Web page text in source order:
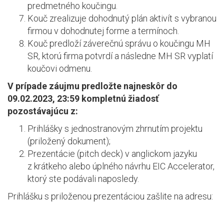
predmetného koučingu.
Kouč zrealizuje dohodnutý plán aktivít s vybranou
firmou v dohodnutej forme a termínoch.
Kouč predloží záverečnú správu o koučingu MH
SR, ktorú firma potvrdí a následne MH SR vyplatí
koučovi odmenu.
V prípade záujmu predložte najneskôr do
09.02.2023, 23:59 kompletnú žiadosť
pozostávajúcu z:
Prihlášky s jednostranovým zhrnutím projektu
(priložený dokument);
Prezentácie (pitch deck) v anglickom jazyku
z krátkeho alebo úplného návrhu EIC Accelerator,
ktorý ste podávali naposledy.
Prihlášku s priloženou prezentáciou zašlite na adresu: